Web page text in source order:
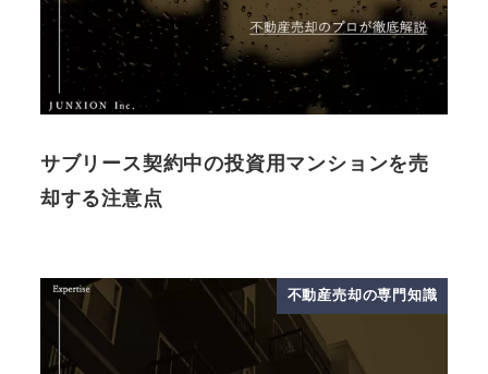
サブリース契約中の投資用マンションを売
却する注意点
不動産売却の専門知識